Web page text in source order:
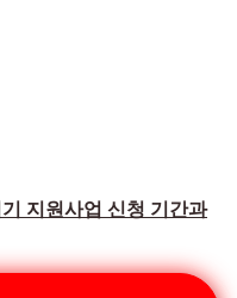
지원사업 신청 기간과